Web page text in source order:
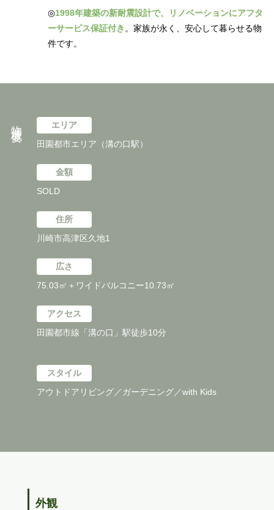
◎1998年建築の新耐震設計で、リノベーションにアフタ
ーサービス保証付き 。家族が永く、安心して暮らせる物
件です。
エリア
田園都市エリア（溝の口駅）
金額
SOLD
住所
川崎市高津区久地1
広さ
75.03㎡＋ワイドバルコニー10.73㎡
アクセス
田園都市線「溝の口」駅徒歩10分
スタイル
アウトドアリビング／ガーデニング／with Kids
外観